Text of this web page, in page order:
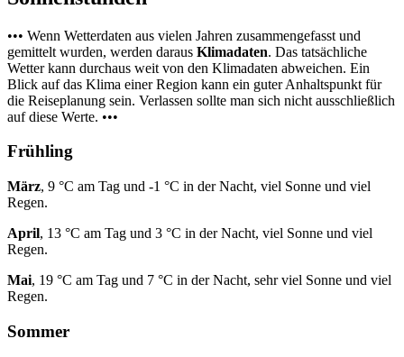
••• Wenn Wetterdaten aus vielen Jahren zusammengefasst und
gemittelt wurden, werden daraus Klimadaten. Das tatsächliche
Wetter kann durchaus weit von den Klimadaten abweichen. Ein
Blick auf das Klima einer Region kann ein guter Anhaltspunkt für
die Reiseplanung sein. Verlassen sollte man sich nicht ausschließlich
auf diese Werte. •••
Frühling
März, 9 °C am Tag und -1 °C in der Nacht, viel Sonne und viel
Regen.
April, 13 °C am Tag und 3 °C in der Nacht, viel Sonne und viel
Regen.
Mai, 19 °C am Tag und 7 °C in der Nacht, sehr viel Sonne und viel
Regen.
Sommer